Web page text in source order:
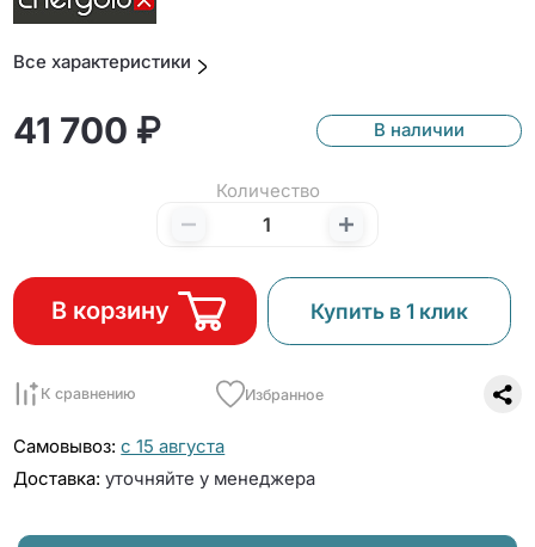
Все характеристики
41 700 ₽ В наличии
Количество
В корзину Купить в 1 клик
К сравнению Избранное
Самовывоз: с 15 августа
Доставка: уточняйте у менеджера